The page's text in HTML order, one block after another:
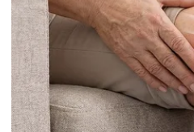
Rotenburg